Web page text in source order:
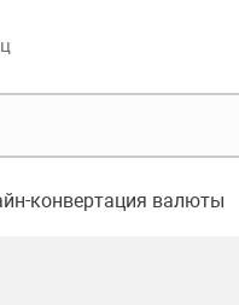
конвертация валюты